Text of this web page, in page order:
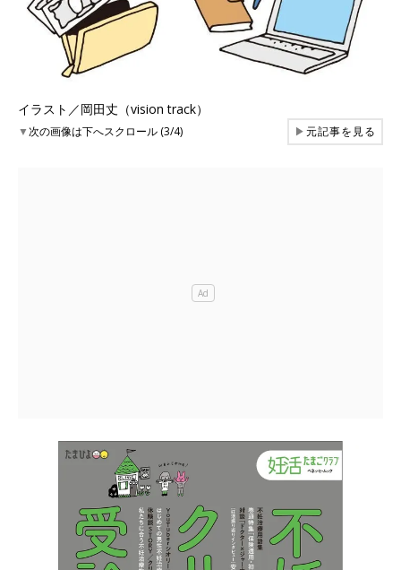
イラスト／岡田丈（vision track）
▼次の画像は下へスクロール (3/4) ▶元記事を見る